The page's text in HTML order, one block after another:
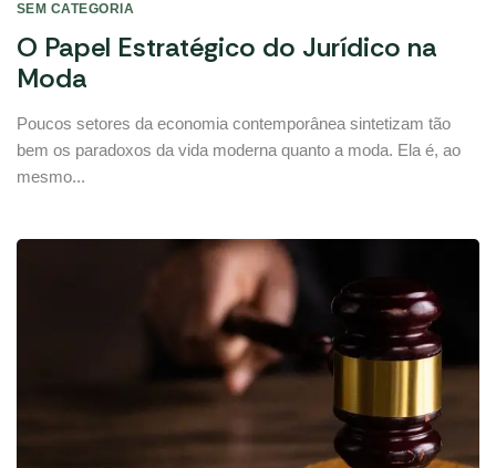
SEM CATEGORIA
O Papel Estratégico do Jurídico na
Moda
Poucos setores da economia contemporânea sintetizam tão
bem os paradoxos da vida moderna quanto a moda. Ela é, ao
mesmo...